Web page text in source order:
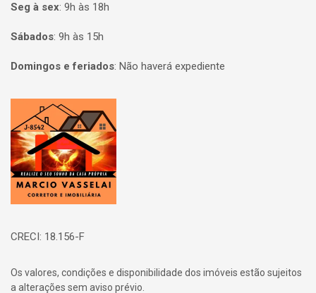
Seg à sex: 9h às 18h
Sábados: 9h às 15h
Domingos e feriados: Não haverá expediente
Página inicial
CRECI: 18.156-F
Os valores, condições e disponibilidade dos imóveis estão sujeitos
a alterações sem aviso prévio.